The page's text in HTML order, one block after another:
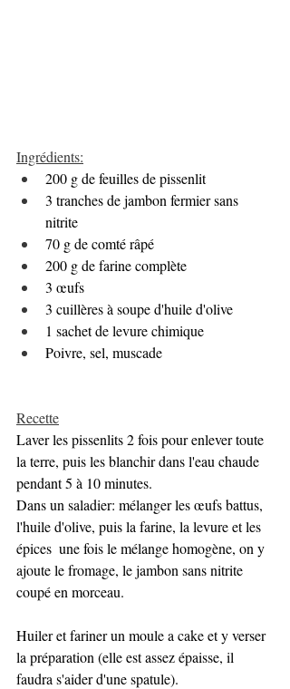
Ingrédients:
200 g de feuilles de pissenlit
3 tranches de jambon fermier sans
nitrite
70 g de comté râpé
200 g de farine complète
3 œufs
3 cuillères à soupe d'huile d'olive
1 sachet de levure chimique
Poivre, sel, muscade
Recette
Laver les pissenlits 2 fois pour enlever toute
la terre, puis les blanchir dans l'eau chaude
pendant 5 à 10 minutes.
Dans un saladier: mélanger les œufs battus,
l'huile d'olive, puis la farine, la levure et les
épices  une fois le mélange homogène, on y
ajoute le fromage, le jambon sans nitrite
coupé en morceau.
Huiler et fariner un moule a cake et y verser
la préparation (elle est assez épaisse, il
faudra s'aider d'une spatule).